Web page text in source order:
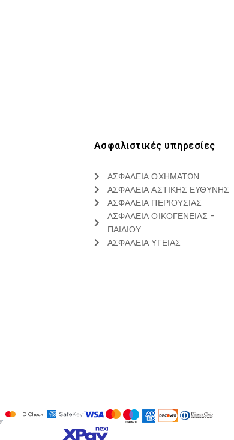
Ασφαλιστικές υπηρεσίες
ΑΣΦΑΛΕΙΑ ΟΧΗΜΑΤΩΝ
ΑΣΦΑΛΕΙΑ ΑΣΤΙΚΗΣ ΕΥΘΥΝΗΣ
ΑΣΦΑΛΕΙΑ ΠΕΡΙΟΥΣΙΑΣ
ΑΣΦΑΛΕΙΑ ΟΙΚΟΓΕΝΕΙΑΣ -
ΠΑΙΔΙΟΥ
ΑΣΦΑΛΕΙΑ ΥΓΕΙΑΣ